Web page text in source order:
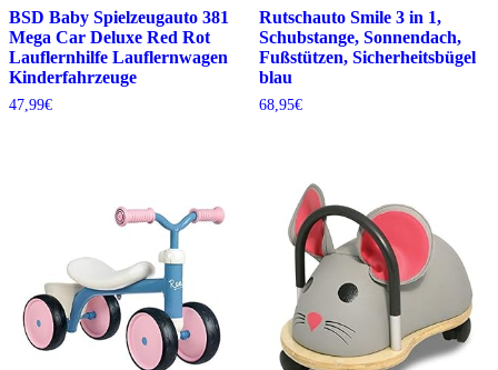
BSD Baby Spielzeugauto 381
Mega Car Deluxe Red Rot
Lauflernhilfe Lauflernwagen
Kinderfahrzeuge
47,99€
Rutschauto Smile 3 in 1,
Schubstange, Sonnendach,
Fußstützen, Sicherheitsbügel
blau
68,95€